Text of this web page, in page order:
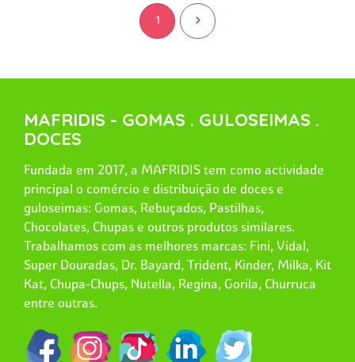
1 >
MAFRIDIS - GOMAS . GULOSEIMAS .
DOCES
Fundada em 2017, a MAFRIDIS tem como actividade
principal o comércio e distribuição de doces e
guloseimas: Gomas, Rebuçados, Pastilhas,
Chocolates, Chupas e outros produtos similares.
Trabalhamos com as melhores marcas: Fini, Vidal,
Super Douradas, Dr. Bayard, Trident, Kinder, Milka, Kit
Kat, Chupa-Chups, Nutella, Regina, Gorila, Churruca
entre outras.